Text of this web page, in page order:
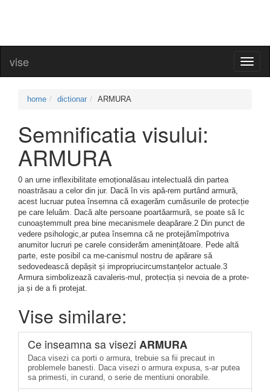
vise
home dictionar ARMURA
Semnificatia visului:
ARMURA
0 an urne inflexibilitate emoționalăsau intelectuală din partea
noastrăsau a celor din jur. Dacă în vis apă-rem purtând armură,
acest lucruar putea însemna că exagerăm cumăsurile de protecție
pe care leluăm. Dacă alte persoane poartăarmură, se poate să Ic
cunoaștemmult prea bine mecanismele deapărare.2 Din punct de
vedere psihologic,ar putea însemna că ne protejămîmpotriva
anumitor lucruri pe carele considerăm amenințătoare. Pede altă
parte, este posibil ca me-canismul nostru de apărare să
sedovedească depășit și impropriucircumstanțelor actuale.3
Armura simbolizează cavaleris-mul, protecția și nevoia de a prote-
ja și de a fi protejat.
Vise similare:
Ce inseamna sa visezi ARMURA
Daca visezi ca porti o armura, trebuie sa fii precaut in
problemele banesti. Daca visezi o armura expusa, s-ar putea
sa primesti, in curand, o serie de mentiuni onorabile.